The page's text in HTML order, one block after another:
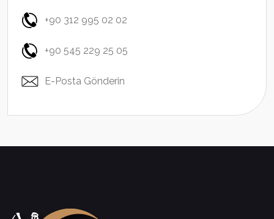
+90 312 995 02 02
+90 545 229 25 05
E-Posta Gönderin